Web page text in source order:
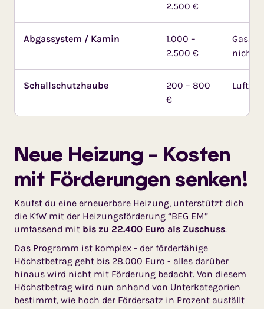
2.500 €
Abgassystem / Kamin
1.000 –
2.500 €
Gas,
nicht
Schallschutzhaube
200 – 800
€
Luft-
Neue Heizung - Kosten
mit Förderungen senken!
Kaufst du eine erneuerbare Heizung, unterstützt dich
die KfW mit der Heizungsförderung “BEG EM”
umfassend mit bis zu 22.400 Euro als Zuschuss.
Das Programm ist komplex - der förderfähige
Höchstbetrag geht bis 28.000 Euro - alles darüber
hinaus wird nicht mit Förderung bedacht. Von diesem
Höchstbetrag wird nun anhand von Unterkategorien
bestimmt, wie hoch der Fördersatz in Prozent ausfällt